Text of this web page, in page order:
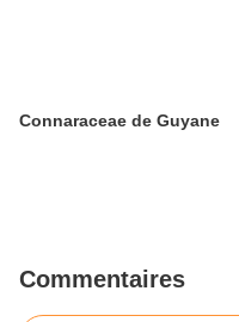
Connaraceae de Guyane
Commentaires